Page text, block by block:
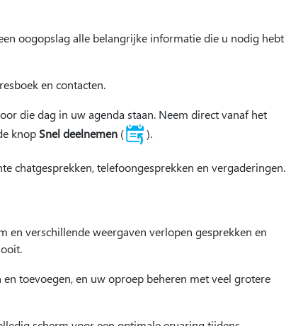
oogopslag alle belangrijke informatie die u nodig hebt
en contacten.
die dag in uw agenda staan. Neem direct vanaf het
knop Snel deelnemen( ).
chatgesprekken, telefoongesprekken en vergaderingen.
en verschillende weergaven verlopen gesprekken en
toevoegen, en uw oproep beheren met veel grotere